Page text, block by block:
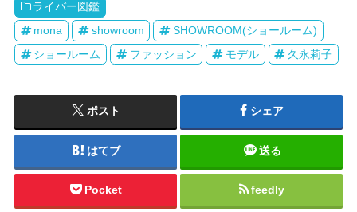
ライバー図鑑
mona
showroom
SHOWROOM(ショールーム)
ショールーム
ファッション モデル 久永莉子
ポスト シェア
はてブ 送る
Pocket feedly